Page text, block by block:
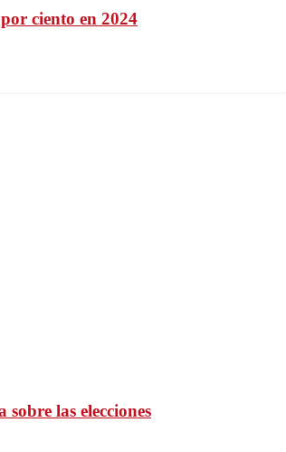
ciento en 2024
las elecciones